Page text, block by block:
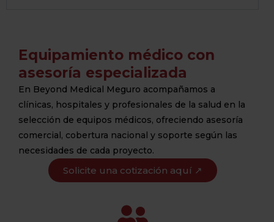
Equipamiento médico con
asesoría especializada
En Beyond Medical Meguro acompañamos a
clínicas, hospitales y profesionales de la salud en la
selección de equipos médicos, ofreciendo asesoría
comercial, cobertura nacional y soporte según las
necesidades de cada proyecto.
Solicite una cotización aquí ↗